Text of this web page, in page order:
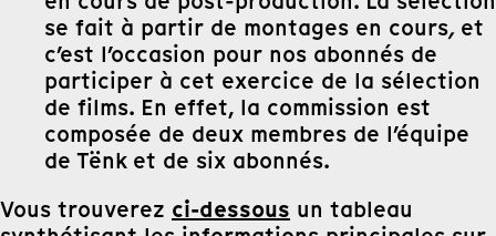
se fait à partir de montages en cours, et
c’est l’occasion pour nos abonnés de
participer à cet exercice de la sélection
de films. En effet, la commission est
composée de deux membres de l’équipe
de Tënk et de six abonnés.
Vous trouverez ci-dessous un tableau